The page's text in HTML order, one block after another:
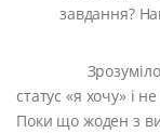
завдання?
Зрозуміло, що
статус «я хочу» і
Поки що жоден з